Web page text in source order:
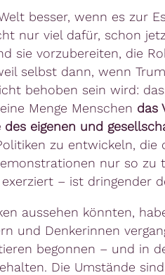
besser, wenn es zur
nur viel dafür, schon
sie vorzubereiten, die
selbst dann, wenn
behoben sein wird:
Menge Menschen das
eigenen und
zu entwickeln,
nur so zu
– ist dringender
aussehen könnten,
und Denkerinnen
begonnen – und in
Die Umstände